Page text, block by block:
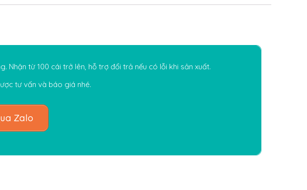
Nhận từ 100 cái trở lên, hỗ trợ đổi trả nếu có lỗi khi sản xuất.
tư vấn và báo giá nhé.
Zalo